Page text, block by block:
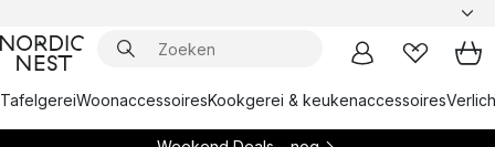
TafelgereiWoonaccessoiresKookgerei & keukenaccessoires